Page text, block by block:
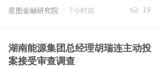
星图金融研究院 7小时前
19
湖南能源集团总经理胡瑞连主动投
案接受审查调查